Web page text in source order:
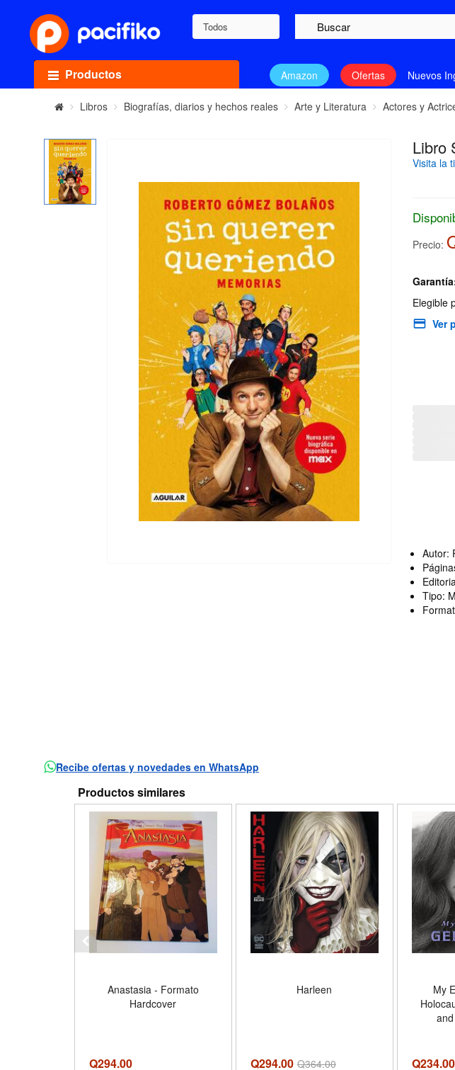
Todos
Productos Amazon Ofertas Nuevos
Libros Biografías, diarios y hechos reales Arte y Literatura Actores y
Libro
Visita la
Precio:
Elegible
Ver
Autor:
Tipo:
Recibe ofertas y novedades en WhatsApp
Productos similares
Anastasia - Formato
Hardcover
Q294.00
Harleen
Q294.00 Q364.00
My
Q234.00